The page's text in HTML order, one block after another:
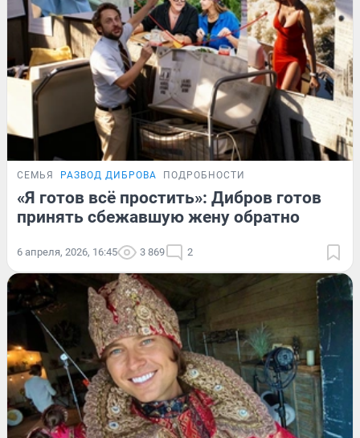
СЕМЬЯ РАЗВОД ДИБРОВА ПОДРОБНОСТИ
«Я готов всё простить»: Дибров готов
принять сбежавшую жену обратно
6 апреля, 2026, 16:45 3 869 2